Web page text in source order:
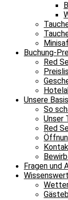
Buchung-
Red
Unsere Basis
So
Unser
Red
Fragen und